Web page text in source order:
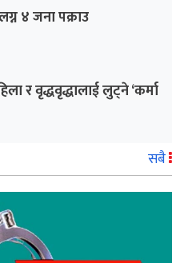
४ जना पक्राउ
र वृद्धवृद्धालाई लुट्ने ‘कर्मा
सबै